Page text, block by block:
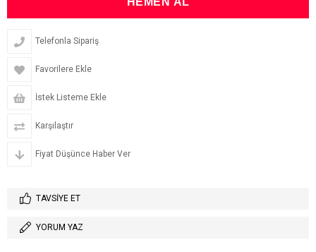
Telefonla Sipariş
Favorilere Ekle
İstek Listeme Ekle
Karşılaştır
Fiyat Düşünce Haber Ver
TAVSIYE ET
YORUM YAZ